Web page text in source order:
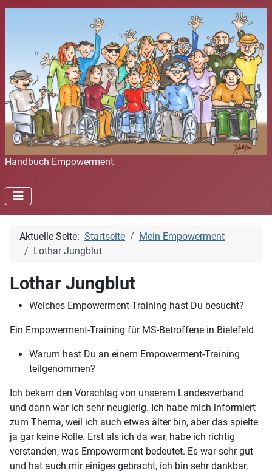
Handbuch Empowerment
Aktuelle Seite: Startseite
Mein Empowerment
Lothar Jungblut
Lothar Jungblut
Welches Empowerment-Training hast Du besucht?
Ein Empowerment-Training für MS-Betroffene in Bielefeld
Warum hast Du an einem Empowerment-Training
teilgenommen?
Ich bekam den Vorschlag von unserem Landesverband
und dann war ich sehr neugierig. Ich habe mich informiert
zum Thema, weil ich auch etwas älter bin, aber das spielte
ja gar keine Rolle. Erst als ich da war, habe ich richtig
verstanden, was Empowerment bedeutet. Es war sehr gut
und hat auch mir einiges gebracht, ich bin sehr dankbar,